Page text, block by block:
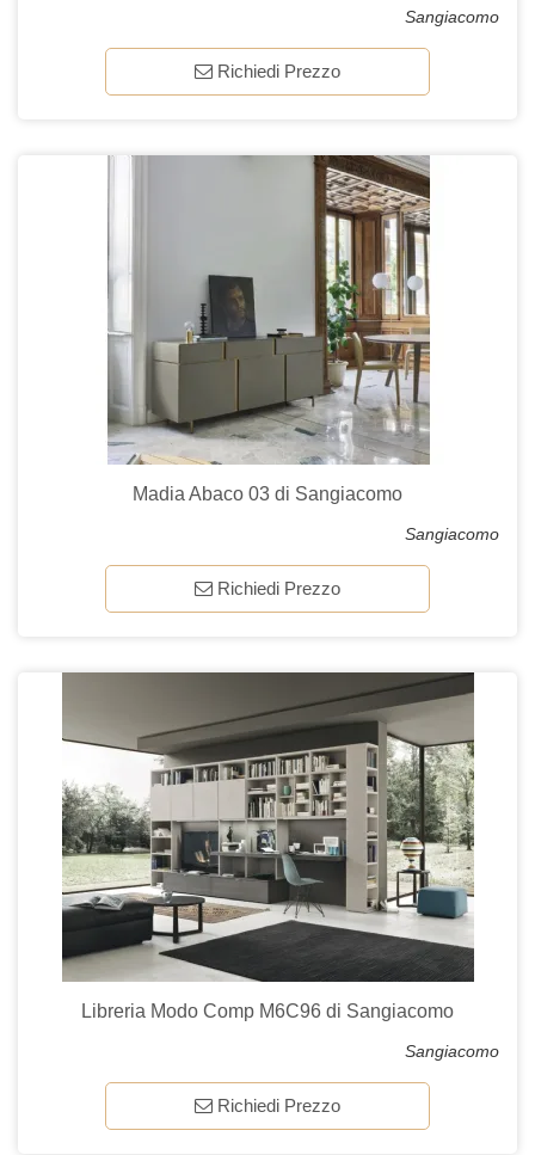
Sangiacomo
Richiedi Prezzo
Madia Abaco 03 di Sangiacomo
Sangiacomo
Richiedi Prezzo
Libreria Modo Comp M6C96 di Sangiacomo
Sangiacomo
Richiedi Prezzo